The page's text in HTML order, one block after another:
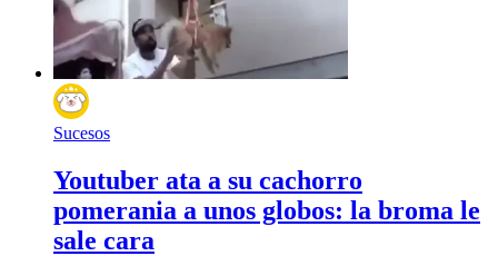
Sucesos
Youtuber ata a su cachorro
pomerania a unos globos: la broma le
sale cara